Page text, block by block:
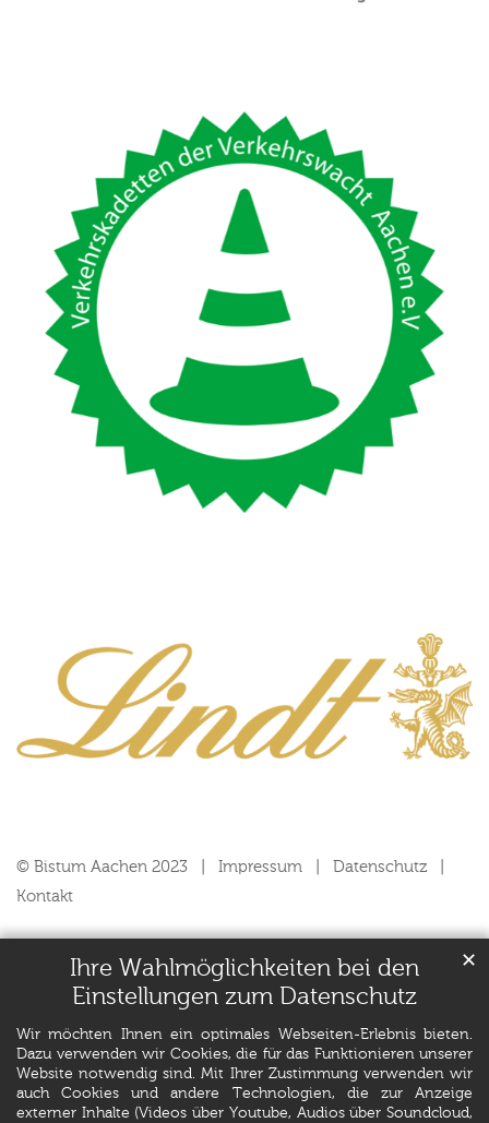
Ihre Wahlmöglichkeiten bei den
Einstellungen zum Datenschutz
Wir möchten Ihnen ein optimales Webseiten-Erlebnis bieten.
Dazu verwenden wir Cookies, die für das Funktionieren unserer
Website notwendig sind. Mit Ihrer Zustimmung verwenden wir
auch Cookies und andere Technologien, die zur Anzeige
externer Inhalte (Videos über Youtube, Audios über Soundcloud,
✕
© Bistum Aachen 2023 Impressum
Datenschutz
Kontakt